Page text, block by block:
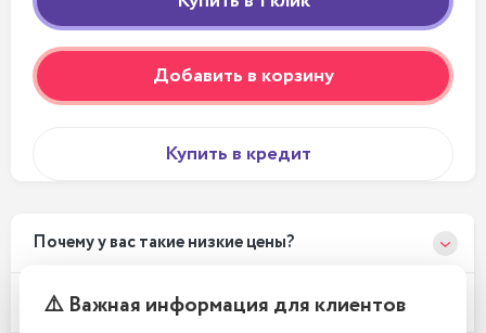
Добавить в корзину
Купить в кредит
Почему у вас такие низкие цены?
Телефоны новые или восстановленные?
⚠️ Важная информация для клиентов